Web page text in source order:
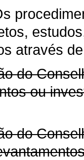
através
do
ou
do